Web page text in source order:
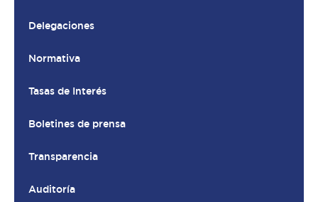
Delegaciones
Normativa
Tasas de Interés
Boletines de prensa
Transparencia
Auditoría